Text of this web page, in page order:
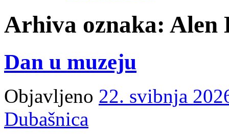
Arhiva oznaka: Alen
Dan u muzeju
Objavljeno 22. svibnja
Dubašnica